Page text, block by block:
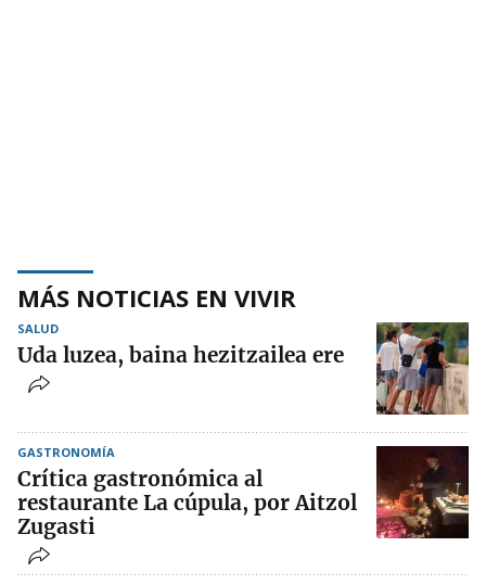
MÁS NOTICIAS EN VIVIR
SALUD
Uda luzea, baina hezitzailea ere
GASTRONOMÍA
Crítica gastronómica al
restaurante La cúpula, por Aitzol
Zugasti